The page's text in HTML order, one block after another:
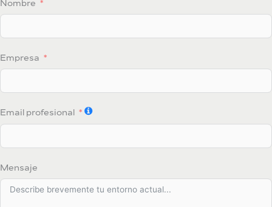
Nombre
Empresa
Email profesional
Mensaje